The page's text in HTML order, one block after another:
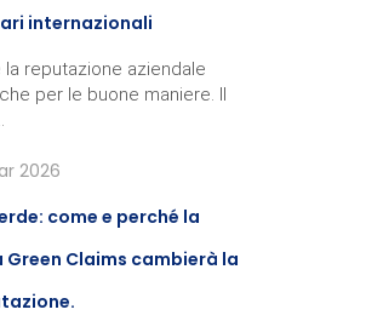
internazionali
la reputazione aziendale
per le buone maniere. Il
2026
come e perché la
Claims cambierà la